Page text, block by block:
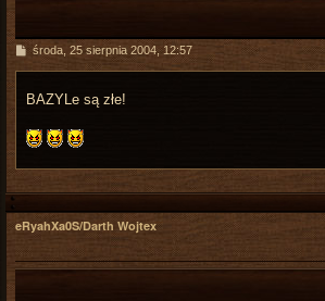
P
t
środa, 25 sierpnia 2004, 12:57
BAZYLe są złe!
eRyahXa0S/Darth Wojtex